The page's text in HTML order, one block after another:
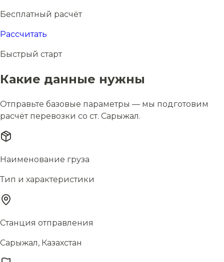
Бесплатный расчёт
Рассчитать
Быстрый старт
Какие данные нужны
Отправьте базовые параметры — мы подготовим
расчёт перевозки со ст. Сарыжал.
Наименование груза
Тип и характеристики
Станция отправления
Сарыжал, Казахстан